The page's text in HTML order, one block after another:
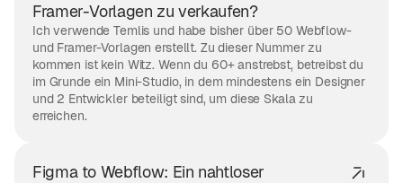
Framer-Vorlagen zu verkaufen?
Ich verwende Temlis und habe bisher über 50 Webflow-
und Framer-Vorlagen erstellt. Zu dieser Nummer zu
kommen ist kein Witz. Wenn du 60+ anstrebst, betreibst du
im Grunde ein Mini-Studio, in dem mindestens ein Designer
und 2 Entwickler beteiligt sind, um diese Skala zu
erreichen.
Figma to Webflow: Ein nahtloser